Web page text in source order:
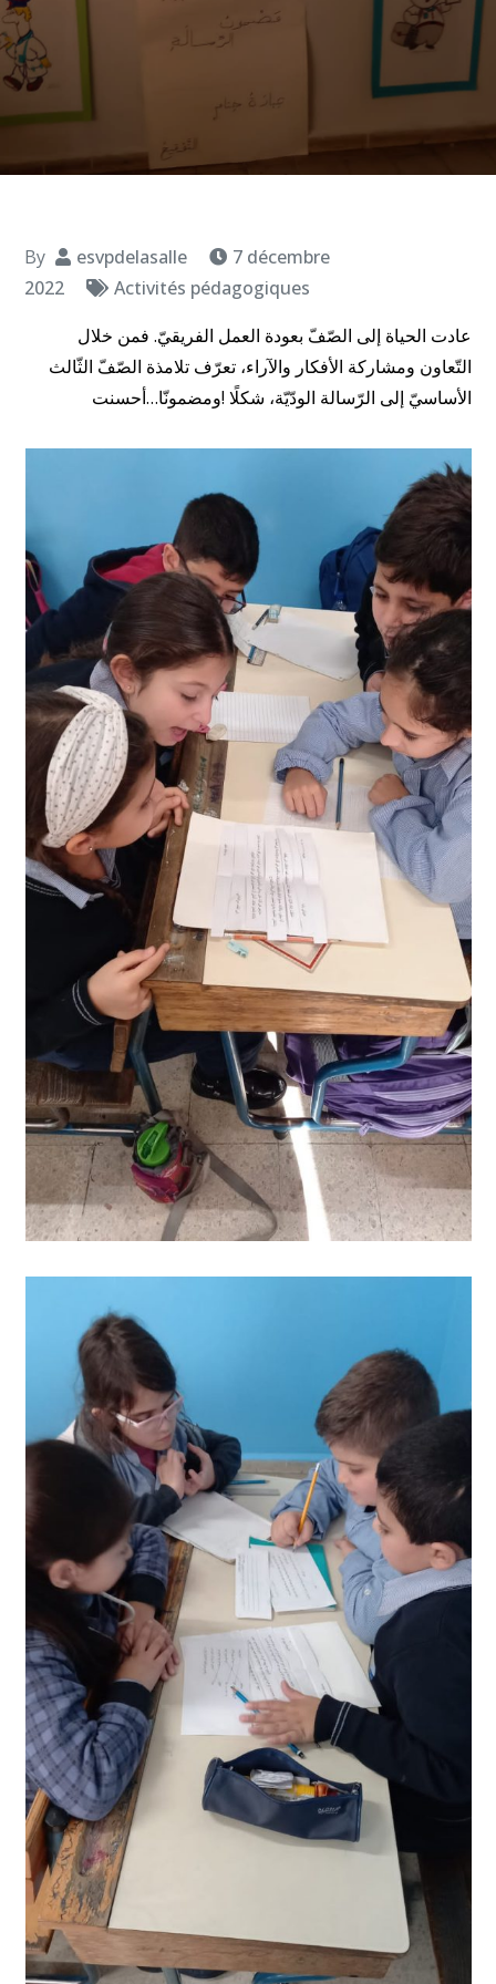
By esvpdelasalle
7 décembre
2022
Activités pédagogiques
عادت الحياة إلى الصّفّ بعودة العمل الفريقيّ. فمن خلال
التّعاون ومشاركة الأفكار والآراء، تعرّف تلامذة الصّفّ الثّالث
الأساسيّ إلى الرّسالة الودّيّة، شكلًا !ومضمونّا…أحسنت